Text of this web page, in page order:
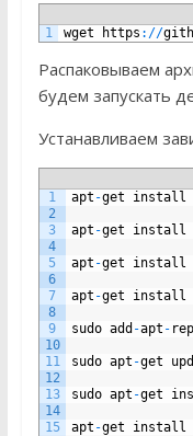
1
wget https : //
Распаковываем
будем запускать
Устанавливаем
1
2
3
4
5
6
7
8
9
10
11
12
13
14
15
apt -get install
apt -get install
apt -get install
apt -get install
sudo add -apt -
sudo apt -get
sudo apt -get
apt -get install